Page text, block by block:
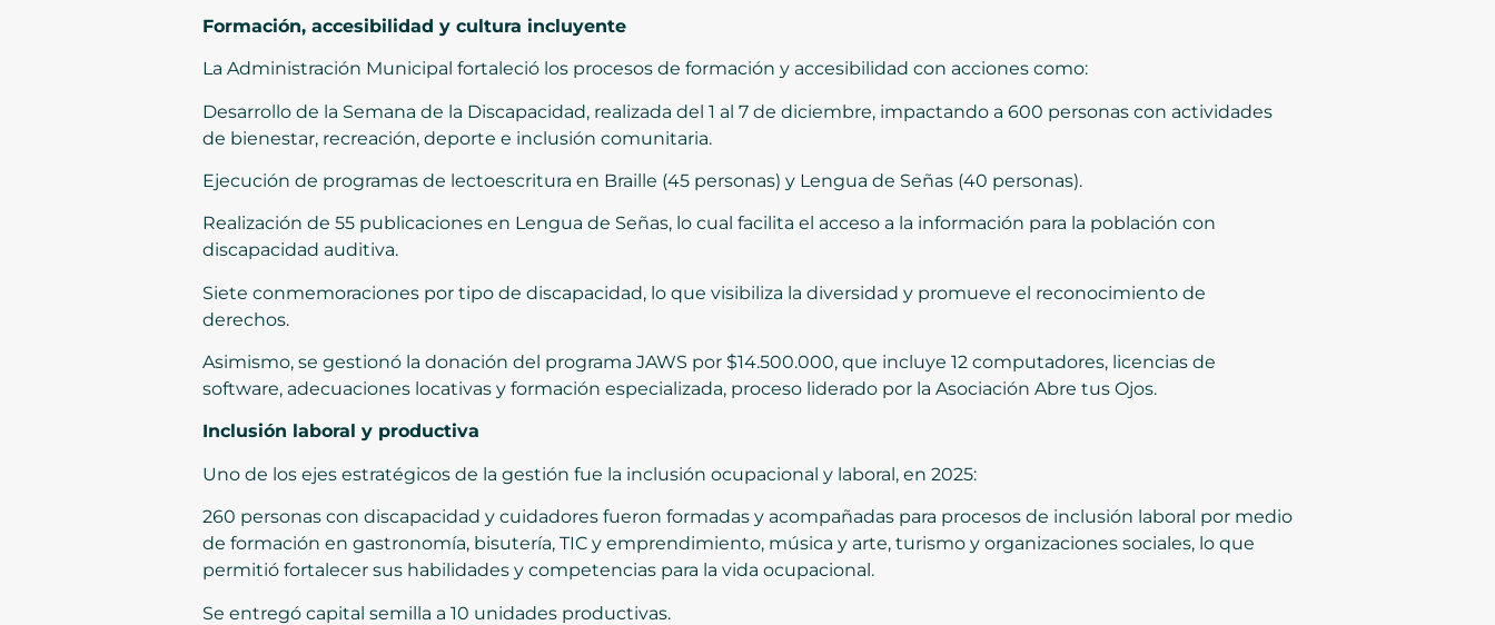
Formación, accesibilidad y cultura incluyente
La Administración Municipal fortaleció los procesos de formación y accesibilidad con acciones como:
Desarrollo de la Semana de la Discapacidad, realizada del 1 al 7 de diciembre, impactando a 600 personas con actividades
de bienestar, recreación, deporte e inclusión comunitaria.
Ejecución de programas de lectoescritura en Braille (45 personas) y Lengua de Señas (40 personas).
Realización de 55 publicaciones en Lengua de Señas, lo cual facilita el acceso a la información para la población con
discapacidad auditiva.
Siete conmemoraciones por tipo de discapacidad, lo que visibiliza la diversidad y promueve el reconocimiento de
derechos.
Asimismo, se gestionó la donación del programa JAWS por $14.500.000, que incluye 12 computadores, licencias de
software, adecuaciones locativas y formación especializada, proceso liderado por la Asociación Abre tus Ojos.
Inclusión laboral y productiva
Uno de los ejes estratégicos de la gestión fue la inclusión ocupacional y laboral, en 2025:
260 personas con discapacidad y cuidadores fueron formadas y acompañadas para procesos de inclusión laboral por medio
de formación en gastronomía, bisutería, TIC y emprendimiento, música y arte, turismo y organizaciones sociales, lo que
permitió fortalecer sus habilidades y competencias para la vida ocupacional.
Se entregó capital semilla a 10 unidades productivas.